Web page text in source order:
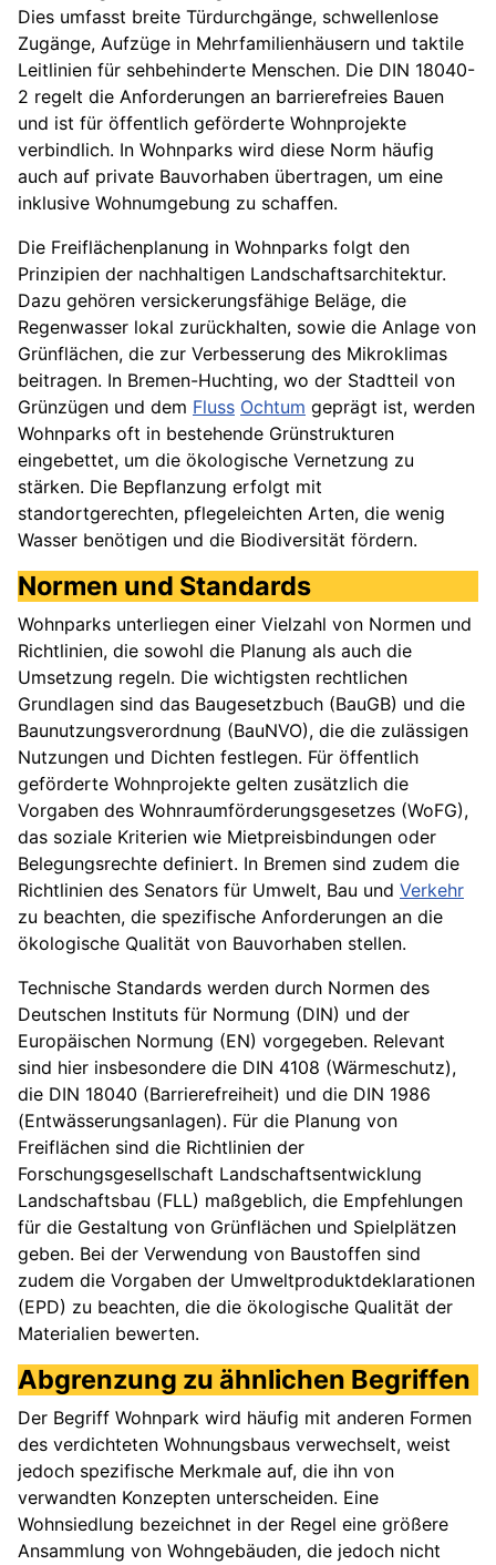
Dies umfasst breite Türdurchgänge, schwellenlose
Zugänge, Aufzüge in Mehrfamilienhäusern und taktile
Leitlinien für sehbehinderte Menschen. Die DIN 18040-
2 regelt die Anforderungen an barrierefreies Bauen
und ist für öffentlich geförderte Wohnprojekte
verbindlich. In Wohnparks wird diese Norm häufig
auch auf private Bauvorhaben übertragen, um eine
inklusive Wohnumgebung zu schaffen.
Die Freiflächenplanung in Wohnparks folgt den
Prinzipien der nachhaltigen Landschaftsarchitektur.
Dazu gehören versickerungsfähige Beläge, die
Regenwasser lokal zurückhalten, sowie die Anlage von
Grünflächen, die zur Verbesserung des Mikroklimas
beitragen. In Bremen-Huchting, wo der Stadtteil von
Grünzügen und dem Fluss Ochtum geprägt ist, werden
Wohnparks oft in bestehende Grünstrukturen
eingebettet, um die ökologische Vernetzung zu
stärken. Die Bepflanzung erfolgt mit
standortgerechten, pflegeleichten Arten, die wenig
Wasser benötigen und die Biodiversität fördern.
Normen und Standards
Wohnparks unterliegen einer Vielzahl von Normen und
Richtlinien, die sowohl die Planung als auch die
Umsetzung regeln. Die wichtigsten rechtlichen
Grundlagen sind das Baugesetzbuch (BauGB) und die
Baunutzungsverordnung (BauNVO), die die zulässigen
Nutzungen und Dichten festlegen. Für öffentlich
geförderte Wohnprojekte gelten zusätzlich die
Vorgaben des Wohnraumförderungsgesetzes (WoFG),
das soziale Kriterien wie Mietpreisbindungen oder
Belegungsrechte definiert. In Bremen sind zudem die
Richtlinien des Senators für Umwelt, Bau und Verkehr
zu beachten, die spezifische Anforderungen an die
ökologische Qualität von Bauvorhaben stellen.
Technische Standards werden durch Normen des
Deutschen Instituts für Normung (DIN) und der
Europäischen Normung (EN) vorgegeben. Relevant
sind hier insbesondere die DIN 4108 (Wärmeschutz),
die DIN 18040 (Barrierefreiheit) und die DIN 1986
(Entwässerungsanlagen). Für die Planung von
Freiflächen sind die Richtlinien der
Forschungsgesellschaft Landschaftsentwicklung
Landschaftsbau (FLL) maßgeblich, die Empfehlungen
für die Gestaltung von Grünflächen und Spielplätzen
geben. Bei der Verwendung von Baustoffen sind
zudem die Vorgaben der Umweltproduktdeklarationen
(EPD) zu beachten, die die ökologische Qualität der
Materialien bewerten.
Abgrenzung zu ähnlichen Begriffen
Der Begriff Wohnpark wird häufig mit anderen Formen
des verdichteten Wohnungsbaus verwechselt, weist
jedoch spezifische Merkmale auf, die ihn von
verwandten Konzepten unterscheiden. Eine
Wohnsiedlung bezeichnet in der Regel eine größere
Ansammlung von Wohngebäuden, die jedoch nicht